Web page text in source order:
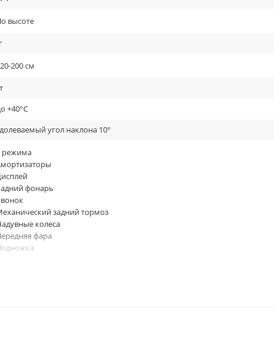
Дизайн
Идеальные размеры и линии.
розетки, сигнал, подножка, дисковые тормоза, освещение, стоп-сигнал и
красные полоски.
высоте
200 см
+40°С
угол наклона 10°
режима
фонарь
задний тормоз
колеса
фара